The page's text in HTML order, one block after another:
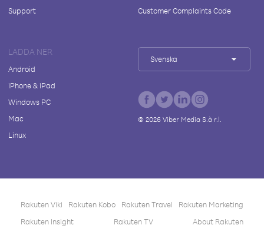
Support
Customer Complaints Code
LADDA NER
Android
iPhone & iPad
Windows PC
Mac
Linux
Svenska
© 2026Viber Media S.à r.l.
Rakuten Viki Rakuten Kobo Rakuten Travel
Rakuten Marketing
Rakuten Insight
Rakuten TV About Rakuten